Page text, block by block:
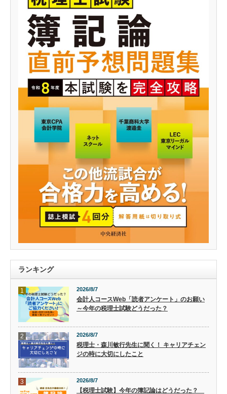
ランキング
1 2026/8/7
会計人コースWeb「読者アンケート」のお願い
～今年の税理士試験どうだった？
2 2026/8/7
税理士・森川敏行先生に聞く！ キャリアチェン
ジの時に大切にしたこと
3 2026/8/7
【税理士試験】今年の簿記論はどうだった？